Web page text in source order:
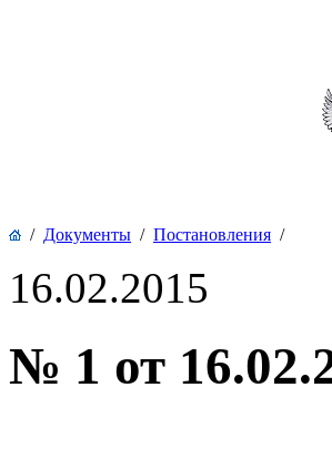
/ Документы / Постановления /
16.02.2015
№ 1 от